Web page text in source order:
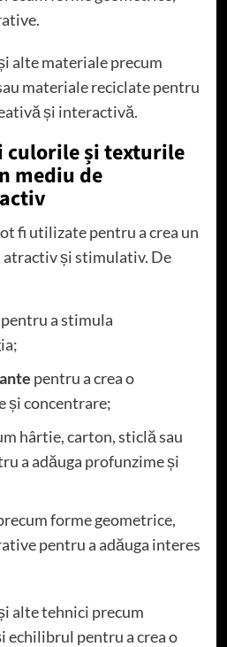
alte materiale precum
materiale reciclate pentru
și interactivă.
culorile și texturile
mediu de
fi utilizate pentru a crea un
și stimulativ. De
pentru a stimula
pentru a crea o
și concentrare;
hârtie, carton, sticlă sau
a adăuga profunzime și
forme geometrice,
pentru a adăuga interes
alte tehnici precum
echilibrul pentru a crea o